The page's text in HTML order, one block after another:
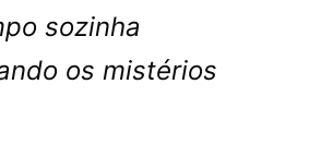
sozinha
os mistérios